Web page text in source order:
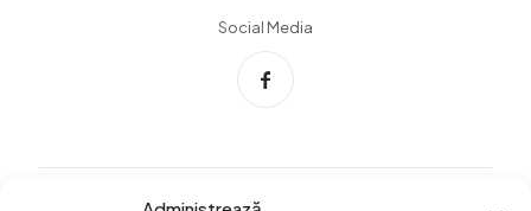
Social Media